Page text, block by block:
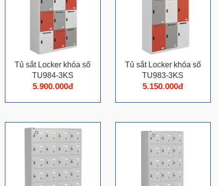
Tủ sắt Locker khóa số
TU984-3KS
5.900.000đ
Tủ sắt Locker khóa số
TU983-3KS
5.150.000đ